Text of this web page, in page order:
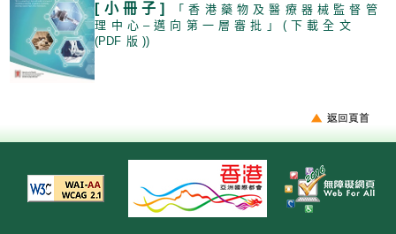
[小冊子]
「香港藥物及醫療器械監督管
理中心–邁向第一層審批」(下載全文
(PDF版 ))